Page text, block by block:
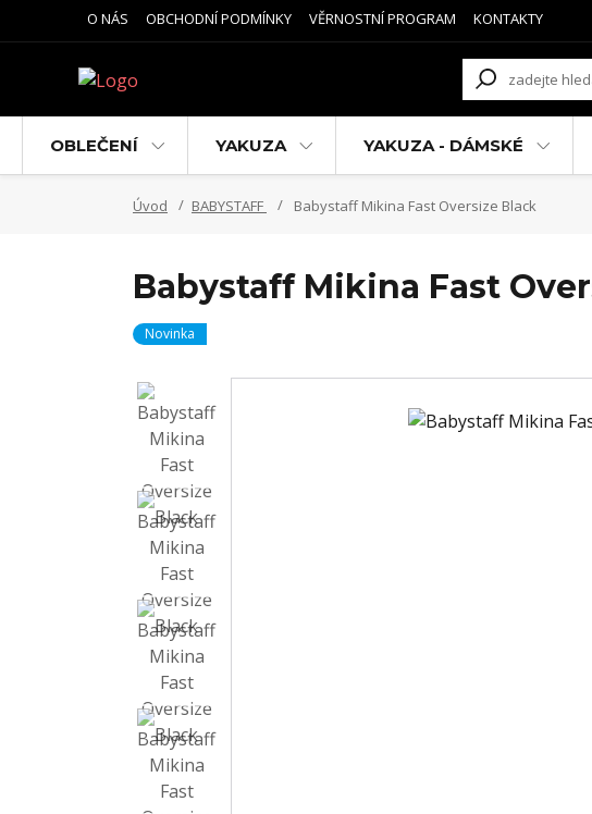
O NÁS OBCHODNÍ PODMÍNKY VĚRNOSTNÍ PROGRAM KONTAKTY
OBLEČENÍ YAKUZA YAKUZA - DÁMSKÉ
Úvod BABYSTAFF Babystaff Mikina Fast Oversize Black
Babystaff Mikina Fast
Novinka